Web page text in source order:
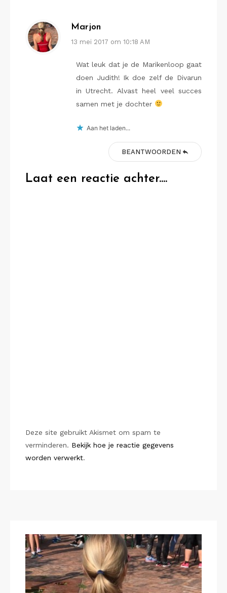
Marjon
13 mei 2017 om 10:18 AM
Wat leuk dat je de Marikenloop gaat
doen Judith! Ik doe zelf de Divarun
in Utrecht. Alvast heel veel succes
samen met je dochter
Aan het laden...
BEANTWOORDEN
Laat een reactie achter....
Deze site gebruikt Akismet om spam te
verminderen. Bekijk hoe je reactie gegevens
worden verwerkt.